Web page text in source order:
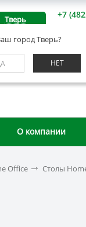
Тверь
город Тверь?
НЕТ
пер., д. 46А
+7
О компании
Office Столы